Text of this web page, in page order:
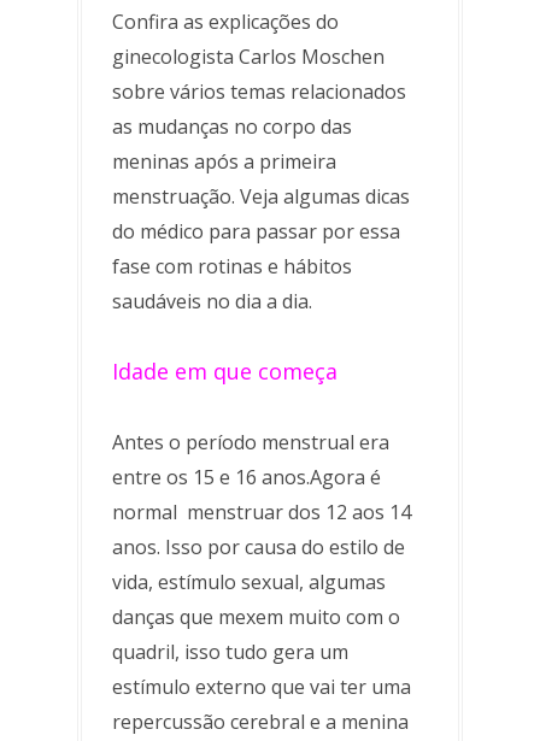
Confira as explicações do
ginecologista Carlos Moschen
sobre vários temas relacionados
as mudanças no corpo das
meninas após a primeira
menstruação. Veja algumas dicas
do médico para passar por essa
fase com rotinas e hábitos
saudáveis no dia a dia.
Idade em que começa
Antes o período menstrual era
entre os 15 e 16 anos.Agora é
normal menstruar dos 12 aos 14
anos. Isso por causa do estilo de
vida, estímulo sexual, algumas
danças que mexem muito com o
quadril, isso tudo gera um
estímulo externo que vai ter uma
repercussão cerebral e a menina